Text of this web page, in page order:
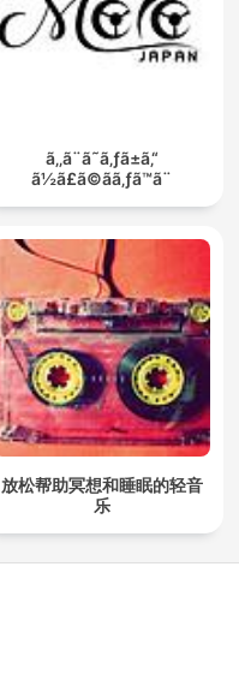
ã‚‚ã¨ã˜ã‚ƒã±ã‚“
ã½ã£ã©ãã‚ƒã™ã¨
放松帮助冥想和睡眠的轻音
乐